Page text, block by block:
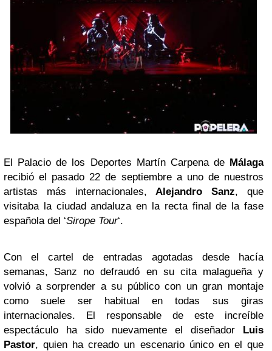
El Palacio de los Deportes Martín Carpena de Málaga
recibió el pasado 22 de septiembre a uno de nuestros
artistas más internacionales,Alejandro Sanz, que
visitaba la ciudad andaluza en la recta final de la fase
española del ‘Sirope Tour‘.
Con el cartel de entradas agotadas desde hacía
semanas, Sanz no defraudó en su cita malagueña y
volvió a sorprender a su público con un gran montaje
como suele ser habitual en todas sus giras
internacionales. El responsable de este increíble
espectáculo ha sido nuevamente el diseñador Luis
Pastor, quien ha creado un escenario único en el que